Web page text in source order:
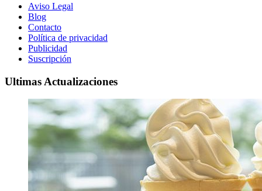
Aviso Legal
Blog
Contacto
Política de privacidad
Publicidad
Suscripción
Ultimas Actualizaciones